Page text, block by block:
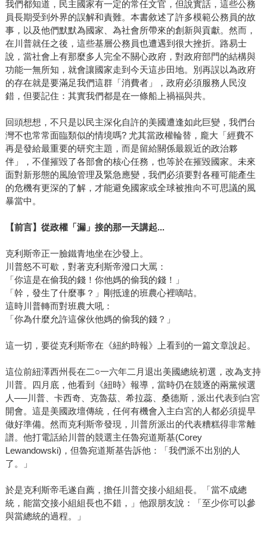
我們都知道，民主國家有一定的常任文官，但說實話，這些公務
員長期受到外界的誤解和責難。本書敘述了許多模範公務員的故
事，以及他們默默為國家、為社會所帶來的創新與貢獻。然而，
在川普就任之後，這些基層公務員也遭遇到很大挫折。路易士
說，當社會上有那麼多人完全不關心政府，對政府部門的結構與
功能一無所知，就會讓國家走到今天這步田地。別再誤以為政府
的存在就是要滿足我們這群「消費者」，政府必須服務人民沒
錯，但要記住：其實我們都是在一條船上禍福與共。
回頭想想，不只是以民主深化自許的美國遭逢如此巨變，我們台
灣不也常常面臨類似的情境嗎? 尤其當政權輪替，龐大「經費不
再是發給最重要的研究主題，而是留給關係最親近的政治夥
伴」，不僅摧毀了各部會的核心任務，也等於在摧毀國家。未來
面對新形態的風險管理及緊急應變，我們必須要對各種可能產生
的危機有更深的了解，才能避免國家或全球被推向不可思議的風
暴當中。
【前言】從政權「漏」接的那一天講起...
克利斯帝正一臉鐵青地坐在沙發上。
川普怒不可歇，對著克利斯帝潑口大罵：
「你這是在偷我的錢！你他媽的偷我的錢！」
「幹，發生了什麼事？」剛抵達的班農心裡嘀咕。
這時川普轉而對班農大吼：
「你為什麼允許這傢伙他媽的偷我的錢？」
這一切，要從克利斯帝在《紐約時報》上看到的一篇文章說起。
這位前紐澤西州長在二○一六年二月退出美國總統初選，改為支持
川普。四月底，他看到《紐時》報導，當時仍在競逐的兩黨候選
人──川普、卡西奇、克魯茲、希拉蕊、桑德斯，派出代表到白宮
開會。這是美國政壇傳統，任何有機會入主白宮的人都必須提早
做好準備。然而克利斯帝發現，川普所派出的代表糟糕得非常離
譜。他打電話給川普的競選主任魯宛道斯基(Corey
Lewandowski)，但魯宛道斯基告訴他：「我們派不出別的人
了。」
於是克利斯帝毛遂自薦，擔任川普交接小組組長。「當不成總
統，能當交接小組組長也不錯，」他跟朋友說：「至少你可以參
與當總統的過程。」